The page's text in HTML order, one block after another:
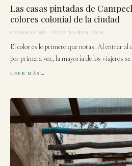
Las casas pintadas de
colores colonial de la ciudad
CASONAS MX · 15 DE MARZO, 2026
El color es lo primero que notas. Al entrar al
por primera vez, la mayoría de los viajeros
LEER MÁS